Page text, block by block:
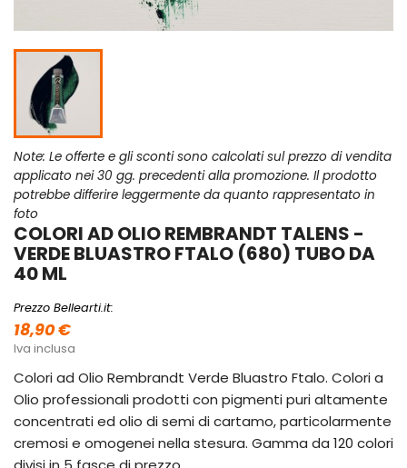
Note: Le offerte e gli sconti sono calcolati sul prezzo di vendita
applicato nei 30 gg. precedenti alla promozione. Il prodotto
potrebbe differire leggermente da quanto rappresentato in
foto
COLORI AD OLIO REMBRANDT TALENS -
VERDE BLUASTRO FTALO (680) TUBO DA
40 ML
Prezzo Bellearti.it:
18,90 €
Iva inclusa
Colori ad Olio Rembrandt Verde Bluastro Ftalo. Colori a
Olio professionali prodotti con pigmenti puri altamente
concentrati ed olio di semi di cartamo, particolarmente
cremosi e omogenei nella stesura. Gamma da 120 colori